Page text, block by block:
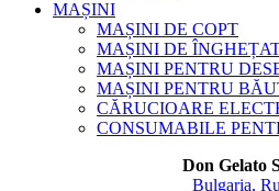
MAȘINI
MAȘINI DE COPT
MAȘINI DE
MAȘINI PENTRU
MAȘINI PENTRU
CĂRUCIOARE
CONSUMABILE
Don Gelato
Bulgaria,